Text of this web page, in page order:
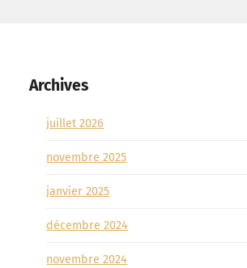
Archives
juillet 2026
novembre 2025
janvier 2025
décembre 2024
novembre 2024